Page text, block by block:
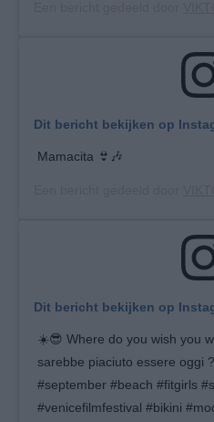
Dit bericht bekijken op
Mamacita 👙🎶
Dit bericht bekijken op
☀️😎 Where do you wish you
sarebbe piaciuto essere oggi
#september #beach #fitgirls
#venicefilmfestival #bikini